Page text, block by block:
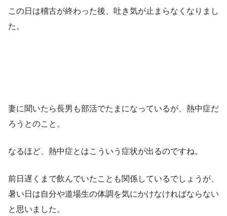
この日は稽古が終わった後、吐き気が止まらなくなりまし
た。
妻に聞いたら長男も部活でたまになっているが、熱中症だ
ろうとのこと。
なるほど、熱中症とはこういう症状が出るのですね。
前日遅くまで飲んでいたことも関係しているでしょうが、
暑い日は自分や道場生の体調を気にかけなければならない
と思いました。